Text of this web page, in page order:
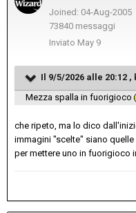
Joined: 04-Aug-2005
73840 messaggi
Inviato May 9
Il 9/5/2026 alle 20:12 ,
Mezza spalla in fuorigioco
che ripeto, ma lo dico
immagini "scelte" siano
per mettere uno in fuorigioco